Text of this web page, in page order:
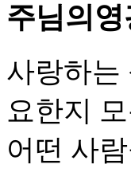
주님의영
사랑하는
요한지
어떤 사